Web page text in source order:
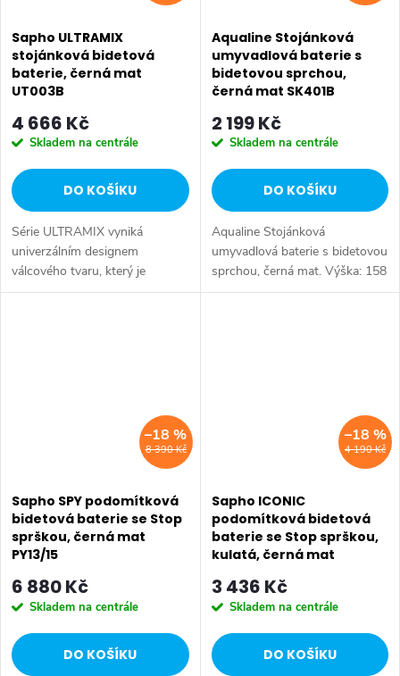
Sapho ULTRAMIX
stojánková bidetová
baterie, černá mat
UT003B
4 666 Kč
Skladem na centrále
DO KOŠÍKU
Série ULTRAMIX vyniká
univerzálním designem
válcového tvaru, který je
doplněn decentní hranou a
Aqualine Stojánková
umyvadlová baterie s
bidetovou sprchou,
černá mat SK401B
2 199 Kč
Skladem na centrále
DO KOŠÍKU
Aqualine Stojánková
umyvadlová baterie s bidetovou
sprchou, černá mat. Výška: 158
mm • Barva: Černá mat •
8 390 Kč
–18 %
Sapho SPY podomítková
bidetová baterie se Stop
sprškou, černá mat
PY13/15
6 880 Kč
Skladem na centrále
DO KOŠÍKU
4 190 Kč
–18 %
Sapho ICONIC
podomítková bidetová
baterie se Stop sprškou,
kulatá, černá mat
3 436 Kč
Skladem na centrále
DO KOŠÍKU